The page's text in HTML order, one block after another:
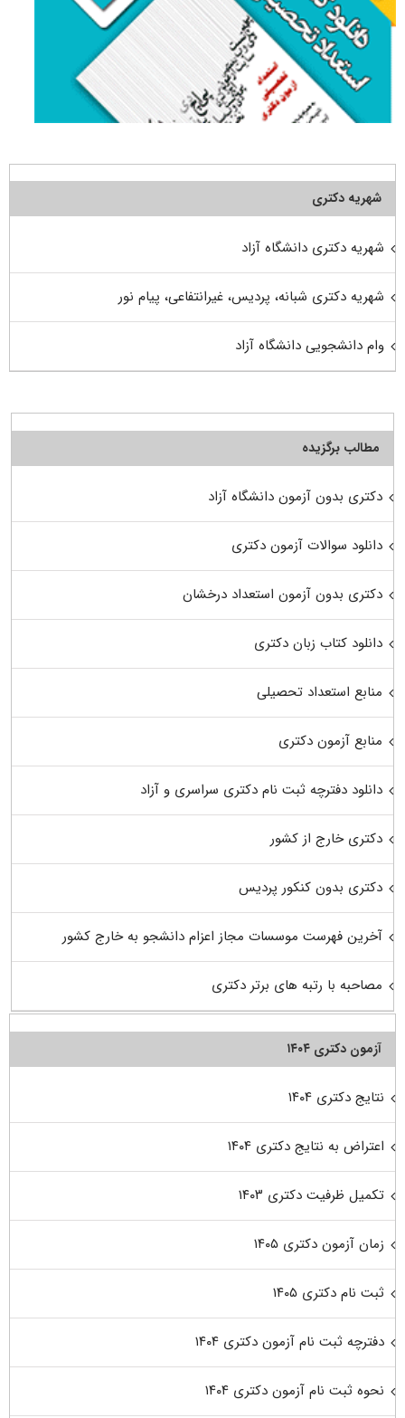
شهریه دکتری
شهریه دکتری دانشگاه آزاد
شهریه دکتری شبانه، پردیس، غیرانتفاعی، پیام نور
وام دانشجویی دانشگاه آزاد
مطالب برگزیده
دکتری بدون آزمون دانشگاه آزاد
دانلود سوالات آزمون دکتری
دکتری بدون آزمون استعداد درخشان
دانلود کتاب زبان دکتری
منابع استعداد تحصیلی
منابع آزمون دکتری
دانلود دفترچه ثبت نام دکتری سراسری و آزاد
دکتری خارج از کشور
دکتری بدون کنکور پردیس
آخرین فهرست موسسات مجاز اعزام دانشجو به خارج کشور
مصاحبه با رتبه های برتر دکتری
آزمون دکتری ۱۴۰۴
نتایج دکتری ۱۴۰۴
اعتراض به نتایج دکتری ۱۴۰۴
تکمیل ظرفیت دکتری ۱۴۰۳
زمان آزمون دکتری ۱۴۰۵
ثبت نام دکتری ۱۴۰۵
دفترچه ثبت نام آزمون دکتری ۱۴۰۴
نحوه ثبت نام آزمون دکتری ۱۴۰۴